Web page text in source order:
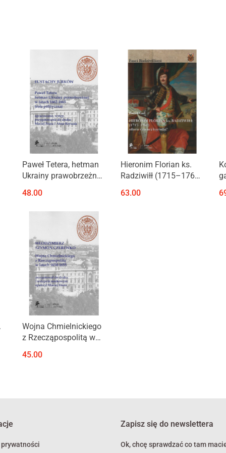
Paweł Tetera, hetman
Ukrainy prawobrzeżnej
polityczna)
48.00
Produkt niedostępny
Hieronim Florian ks.
Radziwiłł (1715–1760)
63.00
Produkt niedostępny
Wojna Chmielnickiego
z Rzecząpospolitą w
45.00
Zapisz się do newslettera
Ok, chcę sprawdzać co tam